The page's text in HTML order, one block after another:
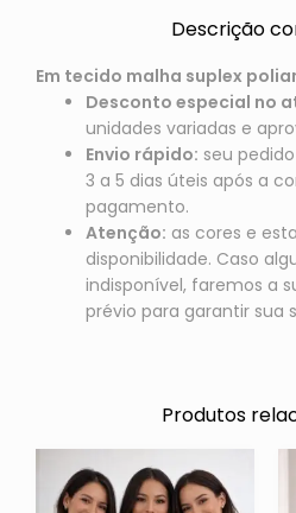
Descrição
Em tecido malha suplex
Desconto especial no
unidades variadas e
Envio rápido: seu
3 a 5 dias úteis após a
pagamento.
Atenção: as cores e
disponibilidade. Caso
indisponível, faremos a
prévio para garantir sua
Produtos